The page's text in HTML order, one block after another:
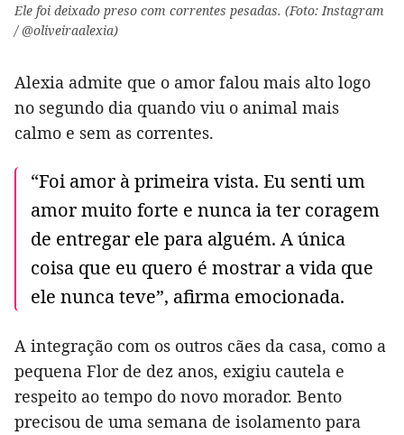
Ele foi deixado preso com correntes pesadas. (Foto: Instagram
/ @oliveiraalexia)
Alexia admite que o amor falou mais alto logo
no segundo dia quando viu o animal mais
calmo e sem as correntes.
“Foi amor à primeira vista. Eu senti um
amor muito forte e nunca ia ter coragem
de entregar ele para alguém. A única
coisa que eu quero é mostrar a vida que
ele nunca teve”, afirma emocionada.
A integração com os outros cães da casa, como a
pequena Flor de dez anos, exigiu cautela e
respeito ao tempo do novo morador. Bento
precisou de uma semana de isolamento para